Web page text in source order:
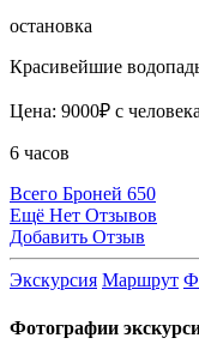
остановка
Красивейшие
Цена: 9000₽ с человека
6 часов
Всего Броней 650
Ещё Нет Отзывов
Добавить Отзыв
Экскурсия Маршрут
Фотографии